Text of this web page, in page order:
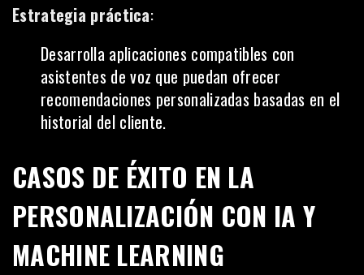
Estrategia práctica:
Desarrolla aplicaciones compatibles con
asistentes de voz que puedan ofrecer
recomendaciones personalizadas basadas en el
historial del cliente.
CASOS DE ÉXITO EN LA
PERSONALIZACIÓN CON IA Y
MACHINE LEARNING